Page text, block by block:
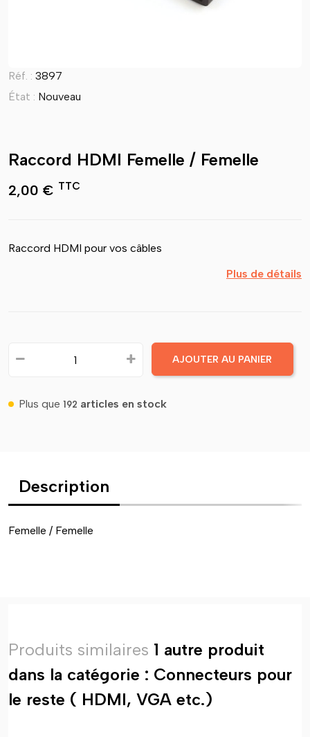
Réf. : 3897
État : Nouveau
Raccord HDMI Femelle / Femelle
2,00 € TTC
Raccord HDMI pour vos câbles
Plus de détails
AJOUTER AU PANIER
Plus que 192 articles en stock
Description
Femelle / Femelle
Produits similaires 1 autre produit
dans la catégorie : Connecteurs pour
le reste ( HDMI, VGA etc.)